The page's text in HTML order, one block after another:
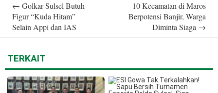
navigation
← Golkar Sulsel Butuh
Figur “Kuda Hitam”
Selain Appi dan IAS
10 Kecamatan di Maros
Berpotensi Banjir, Warga
Diminta Siaga →
TERKAIT